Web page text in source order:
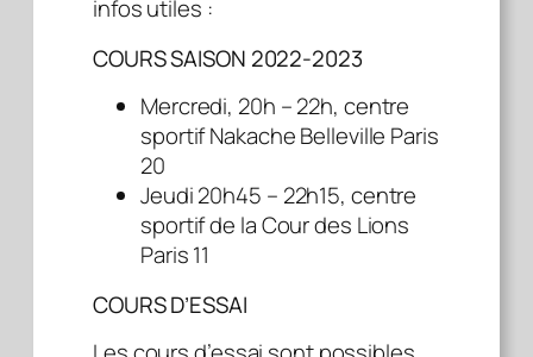
infos utiles :
COURS SAISON 2022-2023
Mercredi, 20h – 22h, centre
sportif Nakache Belleville Paris
20
Jeudi 20h45 – 22h15, centre
sportif de la Cour des Lions
Paris 11
COURS D’ESSAI